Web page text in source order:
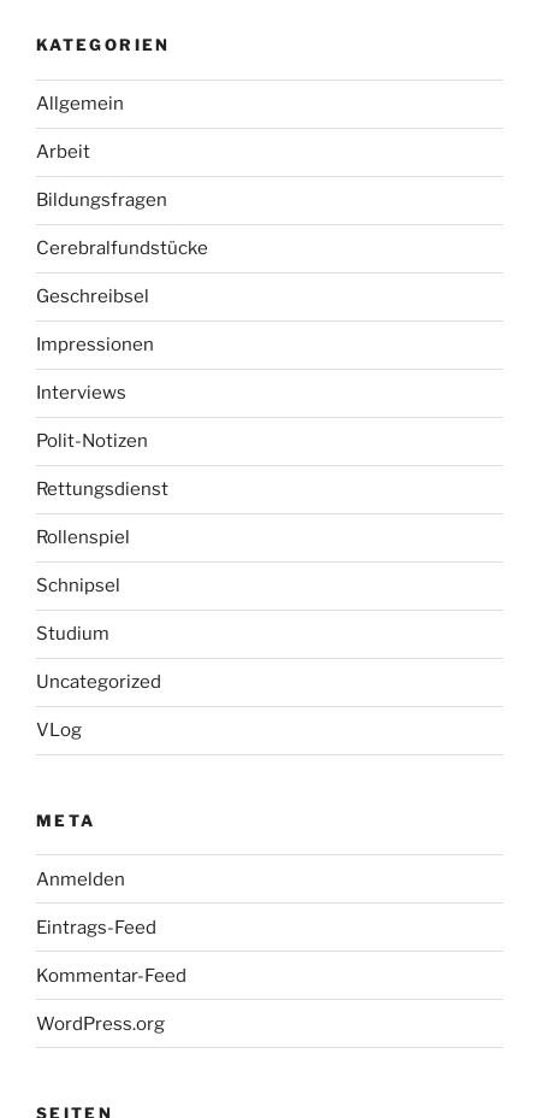
KATEGORIEN
Allgemein
Arbeit
Bildungsfragen
Cerebralfundstücke
Geschreibsel
Impressionen
Interviews
Polit-Notizen
Rettungsdienst
Rollenspiel
Schnipsel
Studium
Uncategorized
VLog
META
Anmelden
Eintrags-Feed
Kommentar-Feed
WordPress.org
SEITEN